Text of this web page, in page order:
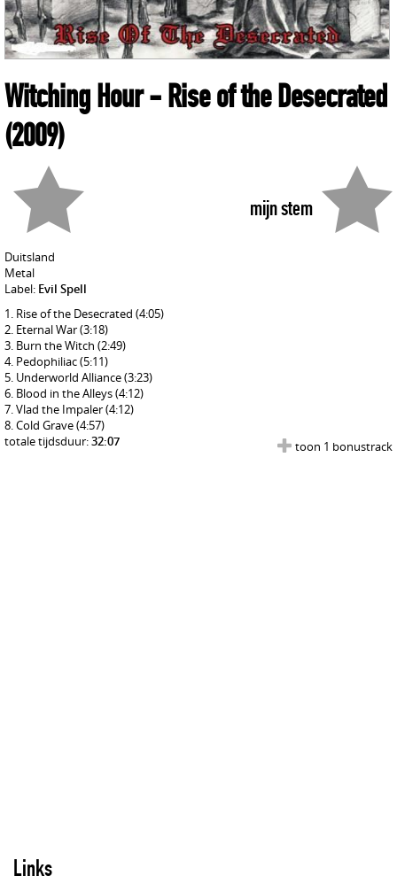
Witching Hour- Rise of the Desecrated
(2009)
mijn stem
Duitsland
Metal
Label: Evil Spell
Rise of the Desecrated (4:05)
Eternal War(3:18)
Burn the Witch (2:49)
Pedophiliac(5:11)
Underworld Alliance(3:23)
Blood in the Alleys(4:12)
Vlad the Impaler(4:12)
Cold Grave(4:57)
toon 1 bonustrack
totale tijdsduur:32:07
Links